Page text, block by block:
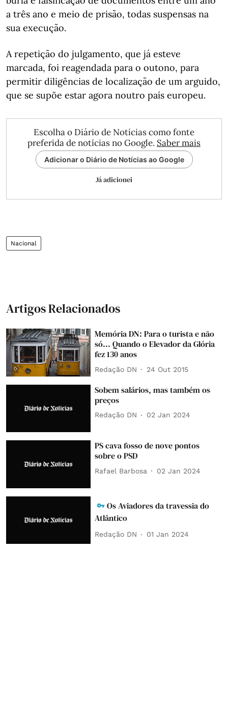
a três ano e meio de prisão, todas suspensas na
sua execução.
A repetição do julgamento, que já esteve
marcada, foi reagendada para o outono, para
permitir diligências de localização de um arguido,
que se supõe estar agora noutro país europeu.
Escolha o Diário de Notícias como fonte
preferida de notícias no Google. Saber mais
Adicionar o Diário de Notícias ao Google
Já adicionei
Nacional
Artigos Relacionados
Memória DN: Para o turista e não
só... Quando o Elevador da Glória
fez 130 anos
Redação DN 24 Out 2015
Sobem salários, mas também os
preços
Redação DN 02 Jan 2024
PS cava fosso de nove pontos
sobre o PSD
Rafael Barbosa 02 Jan 2024
Os Aviadores da travessia do
Atlântico
Redação DN 01 Jan 2024